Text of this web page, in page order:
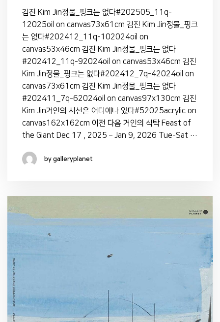
김진 Kim Jin정물_핑크는 없다#202505_11q-
12025oil on canvas73x61cm 김진 Kim Jin정물_핑크
는 없다#202412_11q-102024oil on
canvas53x46cm 김진 Kim Jin정물_핑크는 없다
#202412_11q-92024oil on canvas53x46cm 김진
Kim Jin정물_핑크는 없다#202412_7q-42024oil on
canvas73x61cm 김진 Kim Jin정물_핑크는 없다
#202411_7q-62024oil on canvas97x130cm 김진
Kim Jin거인의 시선은 어디에나 있다#52025acrylic on
canvas162x162cm 이전 다음 거인의 식탁 Feast of
the Giant Dec 17 , 2025 – Jan 9, 2026 Tue-Sat …
by galleryplanet